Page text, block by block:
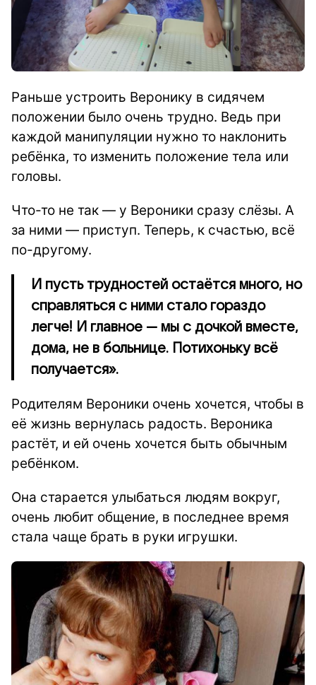
Раньше устроить Веронику в сидячем
положении было очень трудно. Ведь при
каждой манипуляции нужно то наклонить
ребёнка, то изменить положение тела или
головы.
Что-то не так — у Вероники сразу слёзы. А
за ними — приступ. Теперь, к счастью, всё
по-другому.
И пусть трудностей остаётся много, но
справляться с ними стало гораздо
легче! И главное — мы с дочкой вместе,
дома, не в больнице. Потихоньку всё
получается».
Родителям Вероники очень хочется, чтобы в
её жизнь вернулась радость. Вероника
растёт, и ей очень хочется быть обычным
ребёнком.
Она старается улыбаться людям вокруг,
очень любит общение, в последнее время
стала чаще брать в руки игрушки.